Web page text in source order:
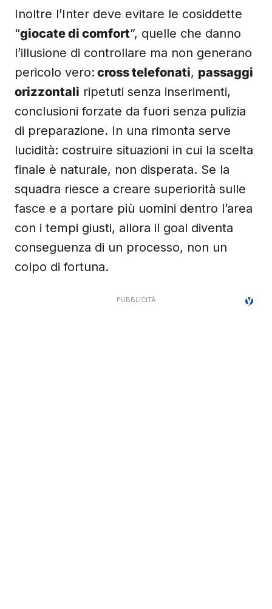
Inoltre l’Inter deve evitare le cosiddette
“giocate di comfort”, quelle che danno
l’illusione di controllare ma non generano
pericolo vero: cross telefonati, passaggi
orizzontali ripetuti senza inserimenti,
conclusioni forzate da fuori senza pulizia
di preparazione. In una rimonta serve
lucidità: costruire situazioni in cui la scelta
finale è naturale, non disperata. Se la
squadra riesce a creare superiorità sulle
fasce e a portare più uomini dentro l’area
con i tempi giusti, allora il goal diventa
conseguenza di un processo, non un
colpo di fortuna.